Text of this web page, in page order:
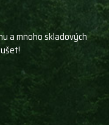
a mnoho skladových